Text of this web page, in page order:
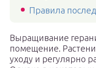
Правила
Выращивание
помещение.
уходу и регулярно